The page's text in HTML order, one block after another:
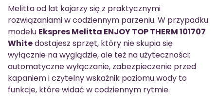
Melitta od lat kojarzy się z praktycznymi
rozwiązaniami w codziennym parzeniu. W przypadku
modelu Ekspres Melitta ENJOY TOP THERM 101707
Whitedostajesz sprzęt, który nie skupia się
wyłącznie na wyglądzie, ale też na użyteczności:
automatyczne wyłączanie, zabezpieczenie przed
kapaniem i czytelny wskaźnik poziomu wody to
funkcje, które widać w codziennym rytmie.